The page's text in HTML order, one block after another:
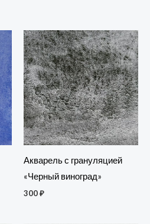
Акварель с грануляцией
«Черный виноград»
300₽